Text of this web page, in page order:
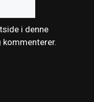
i denne